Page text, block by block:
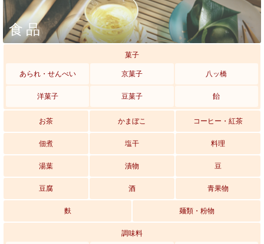
食品
菓子
あられ・せんべい 京菓子 八ッ橋
洋菓子 豆菓子 飴
お茶 かまぼこ コーヒー・紅茶
佃煮 塩干 料理
湯葉 漬物 豆
豆腐 酒 青果物
麩 麺類・粉物
調味料